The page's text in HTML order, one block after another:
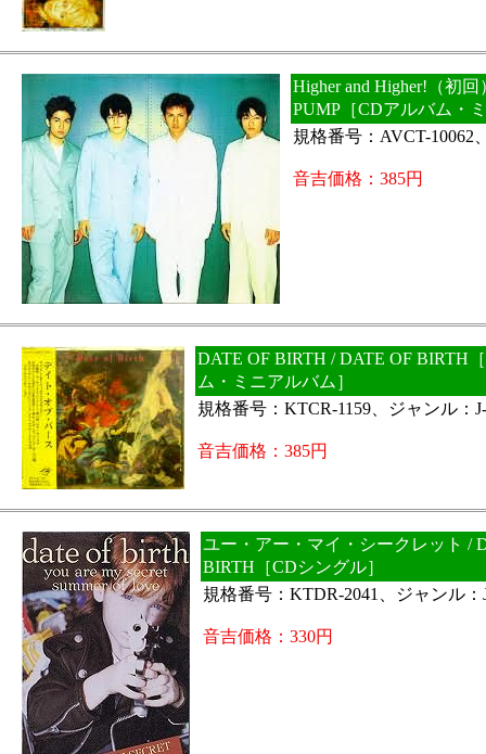
Higher and Higher!（初回
PUMP［CDアルバム・
規格番号：AVCT-10062
音吉価格：385円
DATE OF BIRTH / DATE OF BIRTH
ム・ミニアルバム］
規格番号：KTCR-1159、ジャンル：
音吉価格：385円
ユー・アー・マイ・シークレット /
BIRTH［CDシングル］
規格番号：KTDR-2041、ジャンル：
音吉価格：330円